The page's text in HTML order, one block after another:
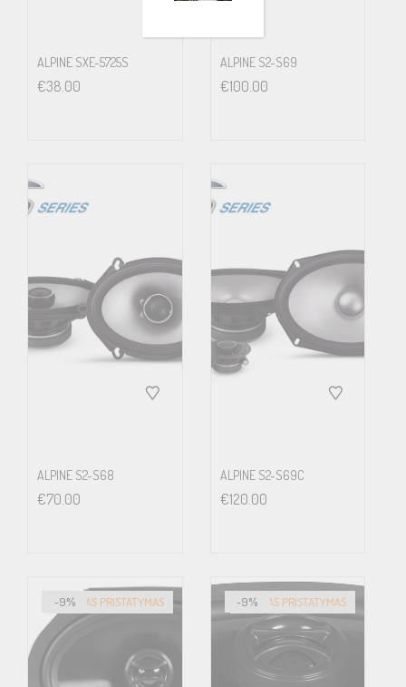
ALPINE SXE-5725S
€38.00
ALPINE S2-S69
€100.00
ALPINE S2-S68
€70.00
ALPINE S2-S69C
€120.00
-9%
GREITAS PRISTATYMAS -9%
GREITAS PRISTATYMAS